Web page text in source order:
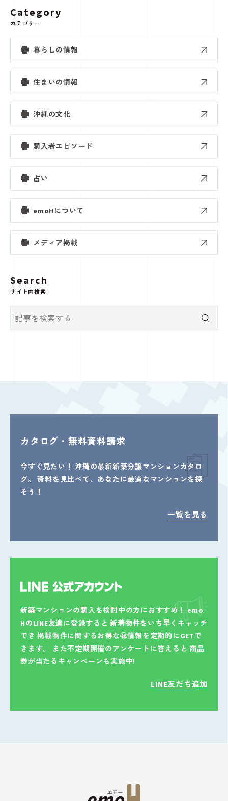
Category
カテゴリー
暮らしの情報
住まいの情報
沖縄の文化
購入者エピソード
占い
emoHについて
メディア掲載
Search
サイト内検索
カタログ・無料資料請求
今すぐ見たい！
沖縄の最新新築分譲マンションカタロ
グ。
資料を見比べて、あなたに最適なマンションを探
そう！
一覧を見る
新築マンションの購入を検討中の方におすすめ！emo
HのLINE友達に登録すると 新着物件をいち早くキャッチ
でき 掲載物件に関するお得な㊙情報を定期的にGETで
きます。
また不定期開催のアンケートに答えると 商品
券が当たるキャンペーンも実施中!
LINE友だち追加